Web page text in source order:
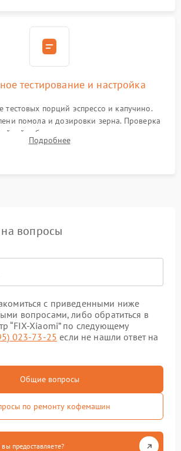
тестирование и настройка
тестовых порций эспрессо и капучино.
помола и дозировки зерна. Проверка
таблетки, температуры напитка и
пены. Контроль отсутствия посторонних
Подробнее
на вопросы
с приведенными ниже
вопросами, либо обратиться в
“FIX-Xiaomi” по следующему
023-73-25 если не нашли ответ на
Общие вопросы
по ремонту кофемашин
предоставляете?